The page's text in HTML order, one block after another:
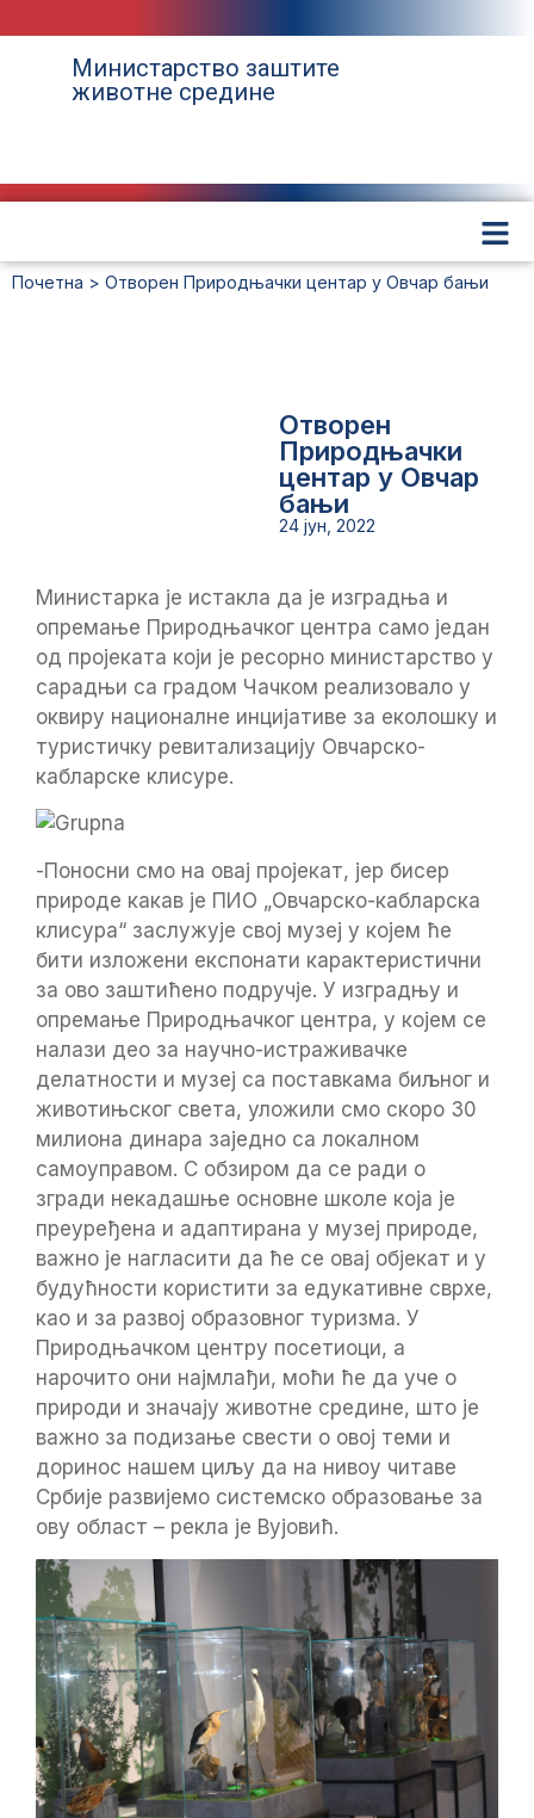
Министарство заштите
животне средине
Почетна > Отворен Природњачки центар у Овчар бањи
Отворен
Природњачки
центар у Овчар
бањи
24 јун, 2022
Министарка је истакла да је изградња и
опремање Природњачког центра само један
од пројеката који је ресорно министарство у
сарадњи са градом Чачком реализовало у
оквиру националне инцијативе за еколошку и
туристичку ревитализацију Овчарско-
кабларске клисуре.
-Поносни смо на овај пројекат, јер бисер
природе какав је ПИО „Овчарско-кабларска
клисура“ заслужује свој музеј у којем ће
бити изложени експонати карактеристични
за ово заштићено подручје. У изградњу и
опремање Природњачког центра, у којем се
налази део за научно-истраживачке
делатности и музеј са поставкама биљног и
животињског света, уложили смо скоро 30
милиона динара заједно са локалном
самоуправом. С обзиром да се ради о
згради некадашње основне школе која је
преуређена и адаптирана у музеј природе,
важно је нагласити да ће се овај објекат и у
будућности користити за едукативне сврхе,
као и за развој образовног туризма. У
Природњачком центру посетиоци, а
нарочито они најмлађи, моћи ће да уче о
природи и значају животне средине, што је
важно за подизање свести о овој теми и
доринос нашем циљу да на нивоу читаве
Србије развијемо системско образовање за
ову област – рекла је Вујовић.